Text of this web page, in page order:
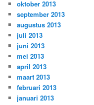
oktober 2013
september 2013
augustus 2013
juli 2013
juni 2013
mei 2013
april 2013
maart 2013
februari 2013
januari 2013